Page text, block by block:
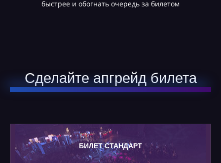
быстрее и обогнать очередь за билетом
Сделайте апгрейд билета
БИЛЕТ СТАНДАРТ